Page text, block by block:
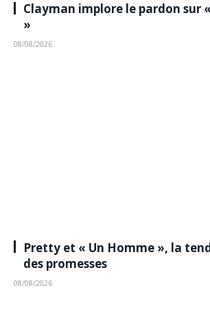
Clayman implore le pardon sur
»
08/08/2026
Pretty et « Un Homme », la
des promesses
08/08/2026